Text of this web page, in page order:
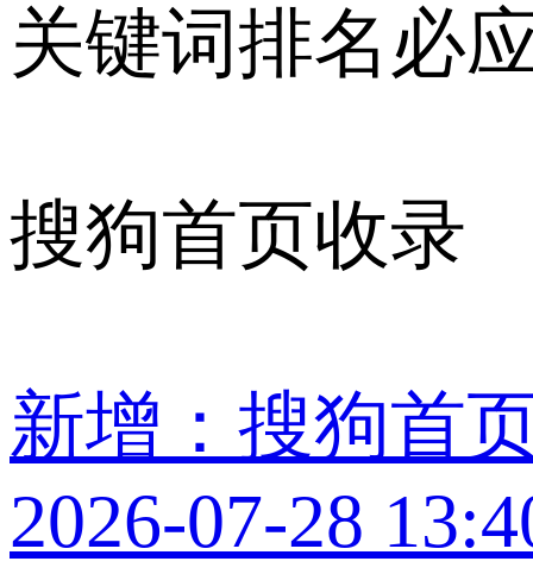
关键词排名必
搜狗首页收录
新增：搜狗首
2026-07-28